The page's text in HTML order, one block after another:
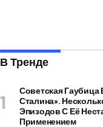
В Тренде
Советская
Сталина».
Эпизодов С Её
Применением